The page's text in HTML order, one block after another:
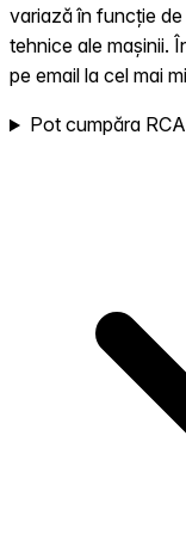
variază în funcție
tehnice ale mașinii.
pe email la cel mai
Pot cumpăra